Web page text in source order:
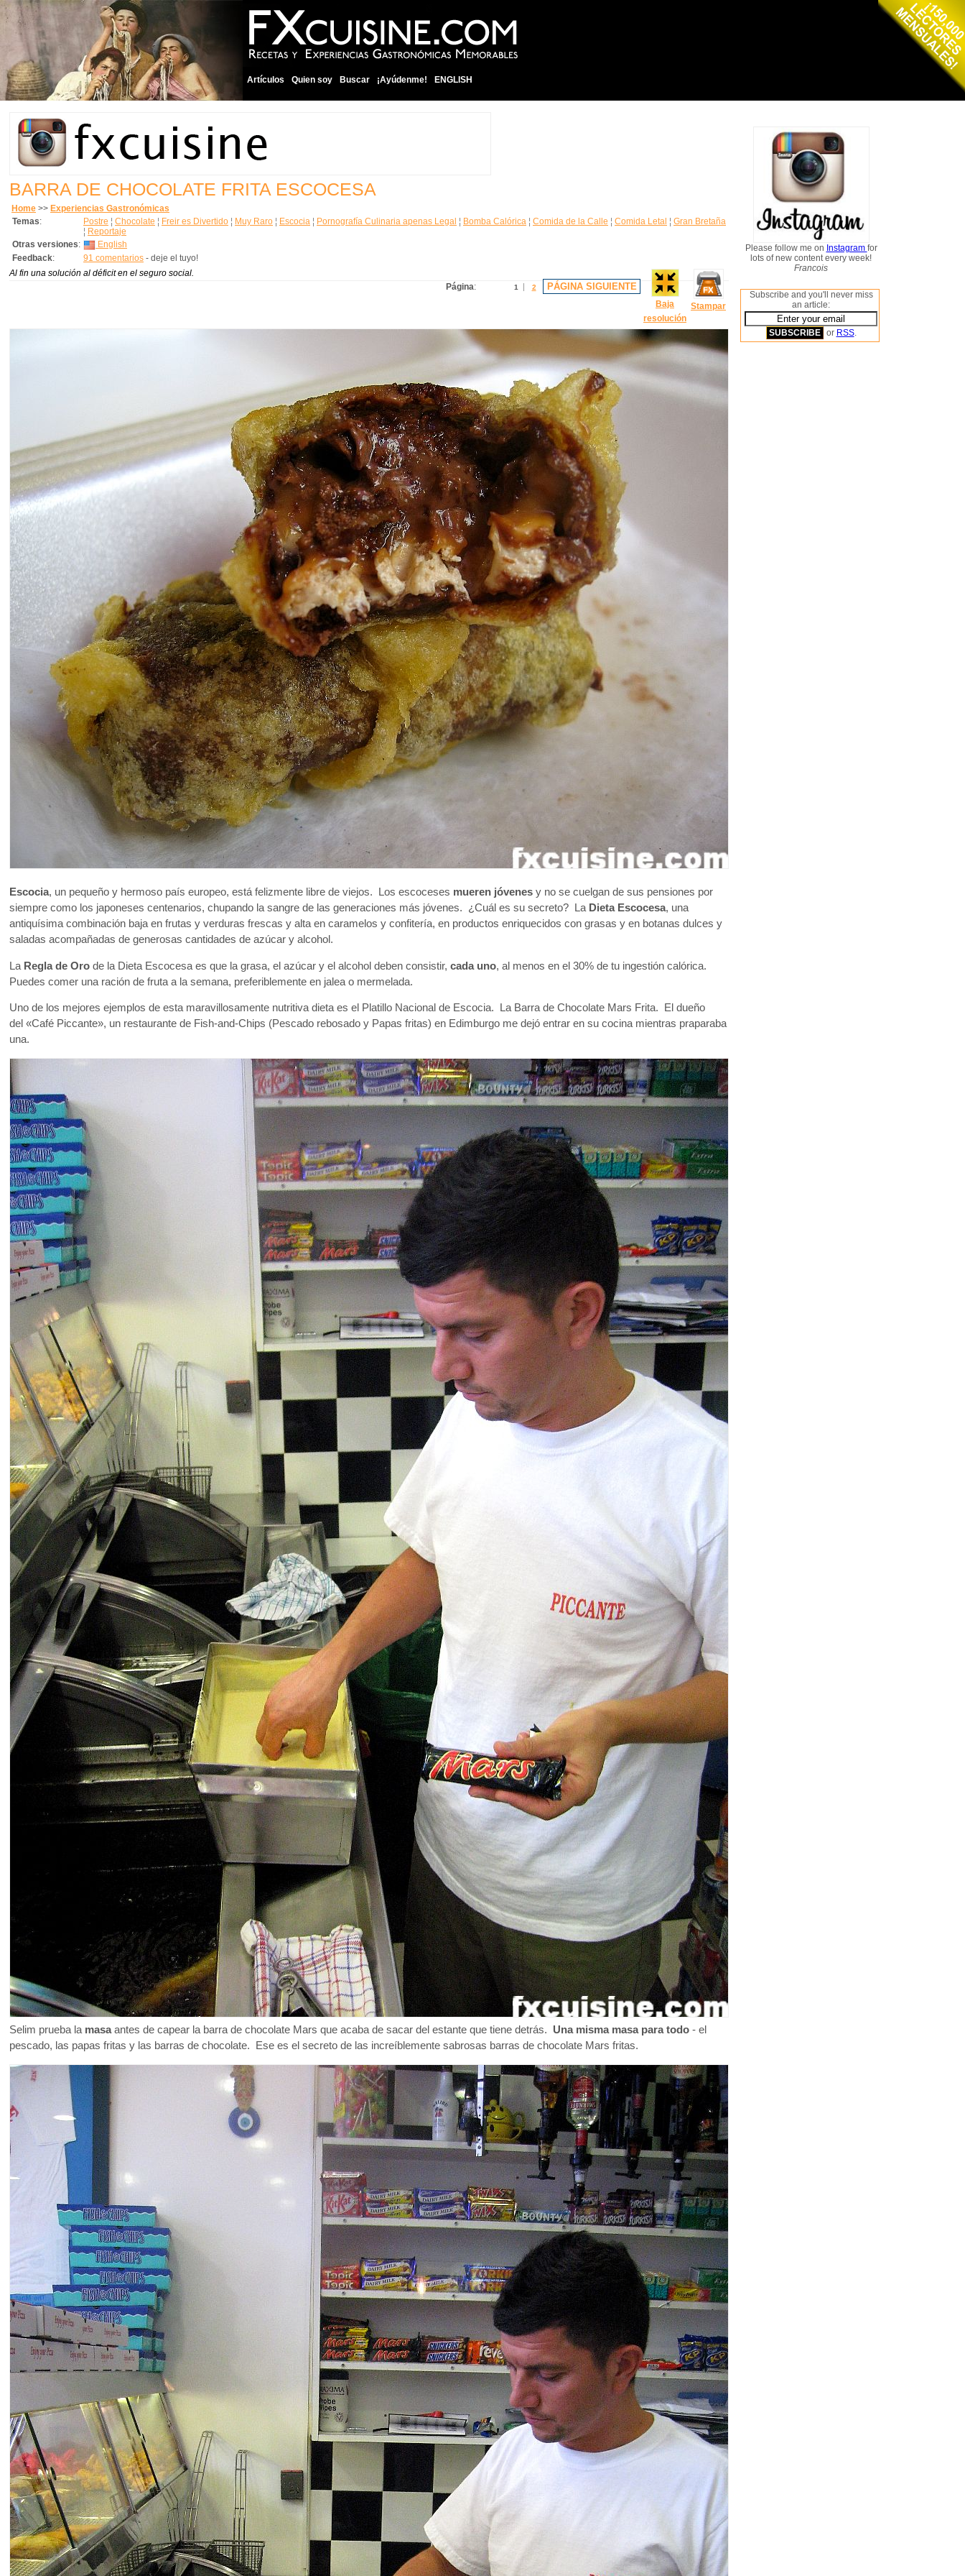
Artículos Quien soy Buscar ¡Ayúdenme! ENGLISH
BARRA DE CHOCOLATE FRITA ESCOCESA
Home >> Experiencias Gastronómicas
Temas: Postre ¦ Chocolate ¦ Freir es Divertido ¦ Muy Raro ¦ Escocia ¦ Pornografía Culinaria apenas Legal ¦ Bomba Calórica ¦ Comida de la Calle ¦ Comida Letal ¦ Gran Bretaña
¦ Reportaje
Otras versiones:
English
Feedback: 91 comentarios - deje el tuyo!
Baja
resolución
Stampar
Al fin una solución al déficit en el seguro social.
Página: 1 2 PÁGINA SIGUIENTE
Escocia, un pequeño y hermoso país europeo, está felizmente libre de viejos. Los escoceses mueren jóvenes y no se cuelgan de sus pensiones por
siempre como los japoneses centenarios, chupando la sangre de las generaciones más jóvenes. ¿Cuál es su secreto? La Dieta Escocesa, una
antiquísima combinación baja en frutas y verduras frescas y alta en caramelos y confitería, en productos enriquecidos con grasas y en botanas dulces y
saladas acompañadas de generosas cantidades de azúcar y alcohol.
La Regla de Oro de la Dieta Escocesa es que la grasa, el azúcar y el alcohol deben consistir, cada uno, al menos en el 30% de tu ingestión calórica.
Puedes comer una ración de fruta a la semana, preferiblemente en jalea o mermelada.
Uno de los mejores ejemplos de esta maravillosamente nutritiva dieta es el Platillo Nacional de Escocia. La Barra de Chocolate Mars Frita. El dueño
del «Café Piccante», un restaurante de Fish-and-Chips (Pescado rebosado y Papas fritas) en Edimburgo me dejó entrar en su cocina mientras praparaba
una.
Selim prueba la masaantes de capear la barra de chocolate Mars que acaba de sacar del estante que tiene detrás. Una misma masa para todo - el
pescado, las papas fritas y las barras de chocolate. Ese es el secreto de las increíblemente sabrosas barras de chocolate Mars fritas.
Please follow me on Instagram for
lots of new content every week!
Francois
Subscribe and you'll never miss
an article:
or RSS.